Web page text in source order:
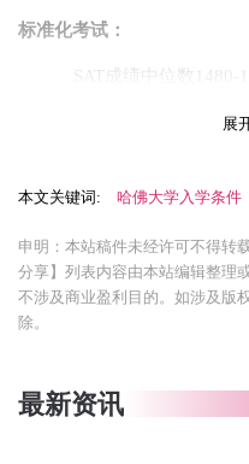
‌标准化考试‌：
SAT成绩中位数
2024-2025申请季恢复
雅思总分7.5且单项不
‌申请材料‌：
书等
展
本文关键词: 哈佛大学入学条件
申明：本站稿件未经许可不得转
分享】列表内容由本站编辑整理
不涉及商业盈利目的。如涉及版
除。
最新资讯